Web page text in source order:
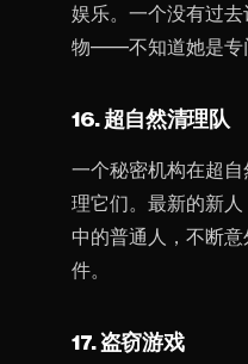
娱乐。一个没有过
物——不知道她是专
16. 超自然清理队
一个秘密机构在超
理它们。最新的新
中的普通人，不断
件。
17. 盗窃游戏